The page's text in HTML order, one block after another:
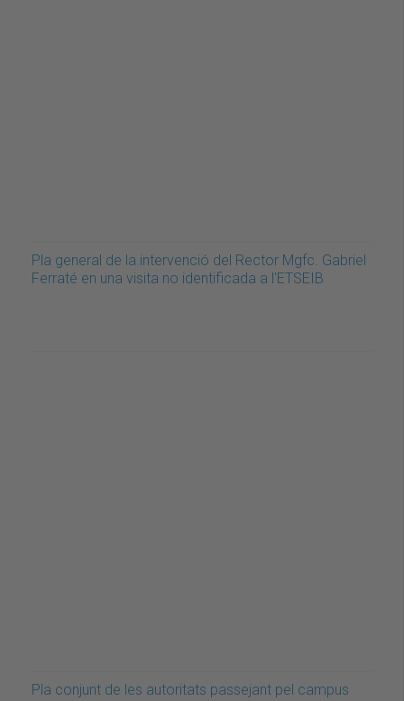
Pla general de la intervenció del Rector Mgfc. Gabriel
Ferraté en una visita no identificada a l'ETSEIB
Pla conjunt de les autoritats passejant pel campus